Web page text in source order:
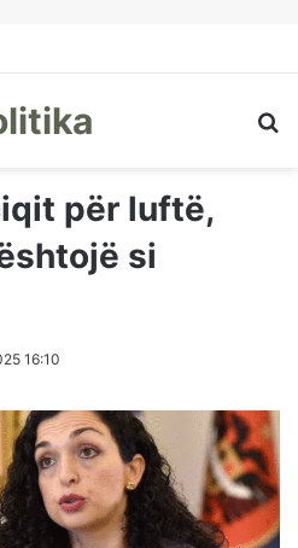
për luftë,
si
16:10